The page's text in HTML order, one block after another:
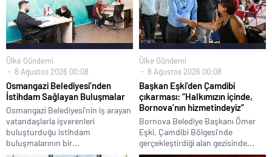
Ülke Gündemi
8 Ağustos 2026 00:08
Osmangazi Belediyesi’nden
İstihdam Sağlayan Buluşmalar
Osmangazi Belediyesi’nin iş arayan
vatandaşlarla işverenleri
buluşturduğu istihdam
buluşmalarının bir...
Ülke Gündemi
8 Ağustos 2026 00:08
Başkan Eşki’den Çamdibi
çıkarması: “Halkımızın içinde,
Bornova’nın hizmetindeyiz”
Bornova Belediye Başkanı Ömer
Eşki, Çamdibi Bölgesi’nde
gerçekleştirdiği alan gezisinde...